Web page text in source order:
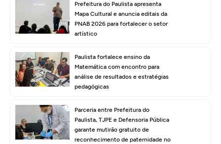
Prefeitura do Paulista apresenta
Mapa Cultural e anuncia editais da
PNAB 2026 para fortalecer o setor
artístico
Paulista fortalece ensino da
Matemática com encontro para
análise de resultados e estratégias
pedagógicas
Parceria entre Prefeitura do
Paulista, TJPE e Defensoria Pública
garante mutirão gratuito de
reconhecimento de paternidade no